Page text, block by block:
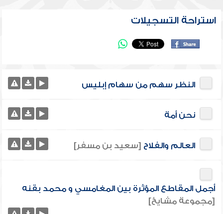
استراحة التسجيلات
النظر سهم من سهام إبليس
نحن أمة
العالم والفلاح [سعيد بن مسفر]
أجمل المقاطع المؤثرة بين المغامسي و محمد بقنه
[مجموعة مشايخ]